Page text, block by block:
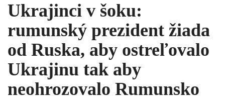
Ukrajinci v šoku:
rumunský prezident žiada
od Ruska, aby ostreľovalo
Ukrajinu tak aby
neohrozovalo Rumunsko